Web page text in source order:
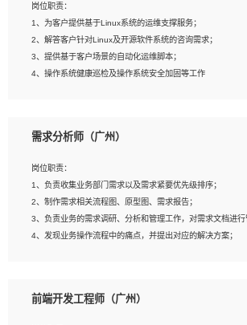
4、在剪辑上会思考，有一定编导思维；
5、踏实， 勤奋，愿意在工作中不断学习，提高自我；
6、能与同事友好相处。
岗位职责：
1、为客户提供基于Linux系统的运维支撑服务；
2、解答客户针对Linux及开源软件系统的咨询需求；
3、提供基于客户场景的自动化运维脚本；
4、操作系统健康巡检及操作系统安全加固等工作
1、全日制本科计算机相关专业毕业，3年以上相关工作经验；
3、熟练使用脚本语言，shell/python任一种，熟练使用
4、熟悉linux常见服务、中间件的基本原理、部署以及故障处
Apache、Nginx、Zabbix、Kafka等
5、熟悉主流虚拟化技术，如：VMware、KVM
6、具备网络方面的基础知识，熟悉常见的网络协议，如
8、有良好的文档编写能力和沟通能力，有RHCE证书优先
需求分析师（广州）
岗位职责：
1、负责收集业务部门需求以及需求紧要优先级排序；
2、制作需求相关流程图、原型图、需求报告；
3、负责业务的需求调研、分析和管理工作，对需求文档进行
4、发现业务操作流程中的痛点，并提出对应的解决方案；
岗位要求：
前端开发工程师（广州）